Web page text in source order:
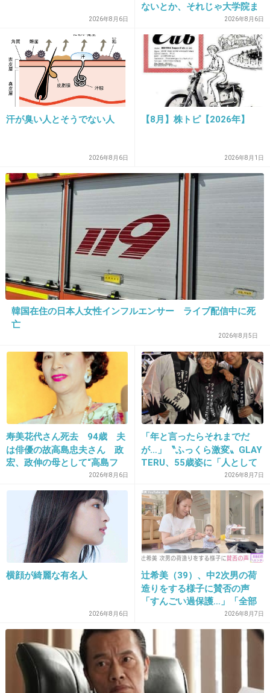
+0 -12
27. 匿名 2026/06/03(水) 21:39:46
グッズも買えたし、パンフも円盤もフォトブックも届くの
2026/06/03(水) 21:39:55
Dの嵐の頃から嵐が好きだったから、ラストコ
ンサートはなんとも言えない気持ちになったよ
なんか切ない
2026/06/03(水) 21:40:04
30後半で、子供の頃から嵐の曲をたくさん聞い
てきた。ライブにも行ったことないし、テレビ
でメンバーをおっかけてみてたわけでもないけ
ど嵐がいない喪失感がある。
いまさら嵐に魅了されて、YouTubeで過去映像
をみてるよ。もっと早くから嵐のファンになっ
てれば良かった。
2件の返信
+75 -2
30. 匿名2026/06/03(水) 21:40:10
リーダーが表舞台に立つのない感じなのか
2026年8月6日
ないとか、それじゃ大学院ま
で学費払って自分の価値を上
げた人が馬鹿じゃないです
か」と捨て台詞を残し会社を
辞めてった
2026年8月6日
汗が臭い人とそうでない人
2026年8月6日
【8月】株トピ【2026年】
2026年8月1日
韓国在住の日本人女性インフルエンサー ライブ配信中に死
亡
2026年8月5日
寿美花代さん死去 94歳 夫
は俳優の故高島忠夫さん 政
宏、政伸の母として“高島フ
2026年8月6日
「年と言ったらそれまでだ
が…」〝ふっくら激変〟GLAY
TERU、55歳姿に「人として
好きすぎる」「TERUさんに
は見えない」「分からなかっ
た」
2026年8月7日
横顔が綺麗な有名人
2026年8月6日
辻希美（39）、中2次男の荷
造りをする様子に賛否の声
「すんごい過保護…」「全部
ママが準備してくれるんだ」
2026年8月7日